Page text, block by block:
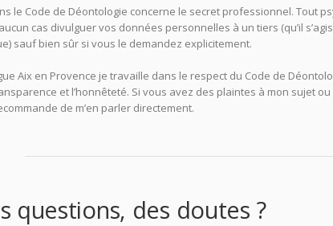
le Code de Déontologie concerne le secret professionnel. Tout
cas divulguer vos données personnelles à un tiers (qu’il
sauf bien sûr si vous le demandez explicitement.
Aix en Provence je travaille dans le respect du Code de
et l’honnêteté. Si vous avez des plaintes à mon sujet
de m’en parler directement.
questions, des doutes ?